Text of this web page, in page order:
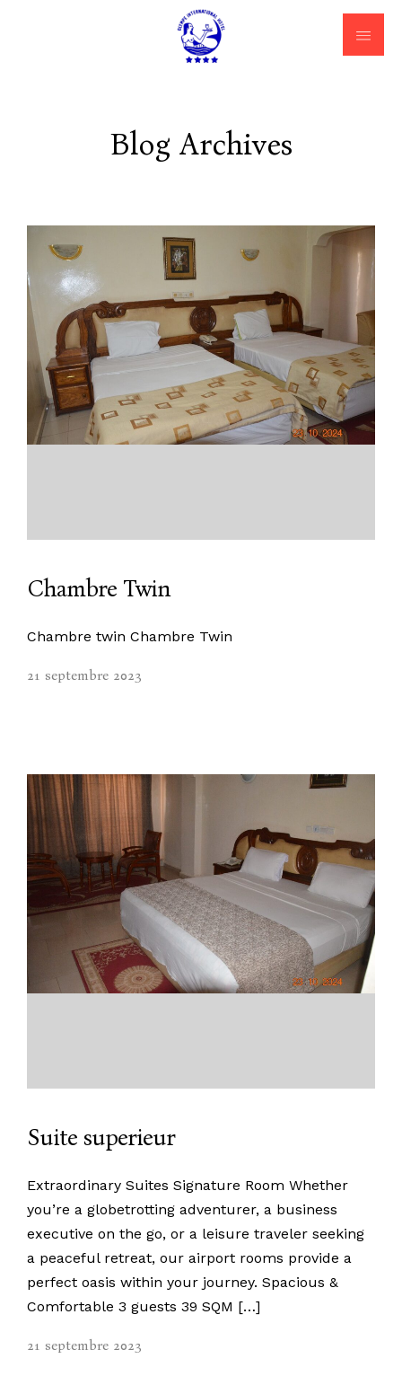
Blog Archives
Chambre Twin
Chambre twin Chambre Twin
21 septembre 2023
Suite superieur
Extraordinary Suites Signature Room Whether
you’re a globetrotting adventurer, a business
executive on the go, or a leisure traveler seeking
a peaceful retreat, our airport rooms provide a
perfect oasis within your journey. Spacious &
Comfortable 3 guests 39 SQM […]
21 septembre 2023